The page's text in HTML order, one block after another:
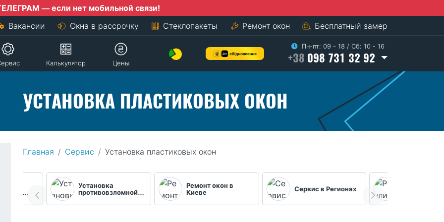
если нет мобильной связи!
Вакансии Окна в рассрочку Стеклопакеты Ремонт окон Бесплатный замер
Калькулятор Цены
Пн-пт: 09 - 18 / Сб: 10 - 16
+38 098 731 32 92
УСТАНОВКА ПЛАСТИКОВЫХ ОКОН
Главная Сервис Установка пластиковых окон
Установка
противовзломной…
Ремонт окон в
Киеве
Сервис в Регионах